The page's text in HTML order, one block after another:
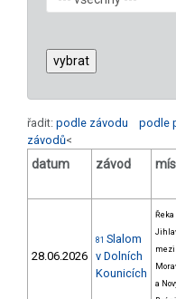
řadit: podle závodu podle
závodů<
datum závod
28.06.2026
81 Slalom
v Dolních
Kounicích
Řeka
mezi
a